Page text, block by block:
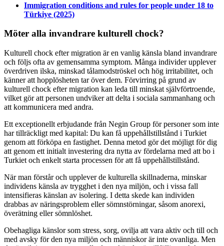
Immigration conditions and rules for people under 18 to
Türkiye (2025)
Möter alla invandrare kulturell chock?
Kulturell chock efter migration är en vanlig känsla bland invandrare
och följs ofta av gemensamma symptom. Många individer upplever
överdriven ilska, minskad tålamodströskel och hög irritabilitet, och
känner att hopplösheten tar över dem. Förvirring på grund av
kulturell chock efter migration kan leda till minskat självförtroende,
vilket gör att personen undviker att delta i sociala sammanhang och
att kommunicera med andra.
Ett exceptionellt erbjudande från Negin Group för personer som inte
har tillräckligt med kapital: Du kan få uppehållstillstånd i Turkiet
genom att förköpa en fastighet. Denna metod gör det möjligt för dig
att genom ett initialt investering dra nytta av fördelarna med att bo i
Turkiet och enkelt starta processen för att få uppehållstillstånd.
När man förstår och upplever de kulturella skillnaderna, minskar
individens känsla av trygghet i den nya miljön, och i vissa fall
intensifieras känslan av isolering. I detta skede kan individen
drabbas av näringsproblem eller sömnstörningar, såsom anorexi,
överätning eller sömnlöshet.
Obehagliga känslor som stress, sorg, ovilja att vara aktiv och till och
med avsky för den nya miljön och människor är inte ovanliga. Men